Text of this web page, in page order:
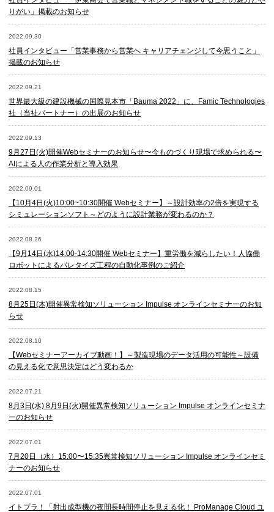
りがい」掲載のお知らせ
2022.09.30
社員インタビュー「営業事務から営業へ キャリアチェンジして今思うこと」
掲載のお知らせ
2022.09.21
世界最大級の建設機械の国際見本市「Bauma 2022」に、Famic Technologies
社（当社パートナー）の出展のお知らせ
2022.09.13
9月27日(火)開催Webセミナーのお知らせ〜今ものづくり現場で求められる〜
AIによる人の作業分析と導入効果
2022.09.01
【10月4日(火)10:00~10:30開催 Webセミナー】～設計効率の2倍を実現する
シミュレーションソフト～どのように設計業務が変わるのか？
2022.08.26
【9月14日(水)14:00-14:30開催 Webセミナー】重労働を減らしたい！​人協働
ロボットによるパレタイズ工程の自動化事例のご紹介
2022.08.15
8月25日(木)開催異常検知ソリューション Impulse オンラインセミナーのお知
らせ
2022.08.10
【Webセミナーアーカイブ動画！】～製造現場のデータ活用の可能性～設備
の見える化で意思決定はどう変わるか
2022.07.21
8月3日(水) 8月9日(火)開催異常検知ソリューション Impulse オンラインセミナ
ーのお知らせ
2022.07.01
7月20日（水）15:00〜15:35異常検知ソリューション Impulse オンラインセミ
ナーのお知らせ
2022.07.01
イトプラ！「射出成型機の夜間長時間停止を見える化！ ProManage Cloud ユ